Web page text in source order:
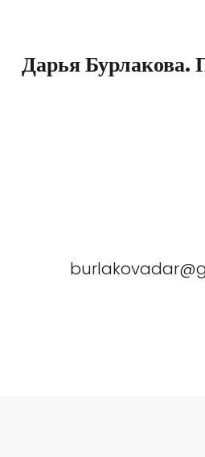
содержимому
Дарья Бурлакова.